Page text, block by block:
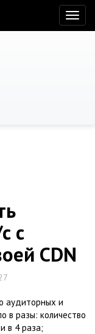
с
CDN
аудиторных и
в разы: количество
в 4 раза;